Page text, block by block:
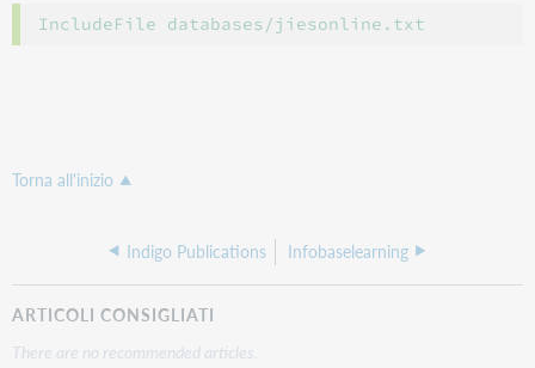
Torna all'inizio
Indigo Publications Infobaselearning
ARTICOLI CONSIGLIATI
There are no recommended articles.